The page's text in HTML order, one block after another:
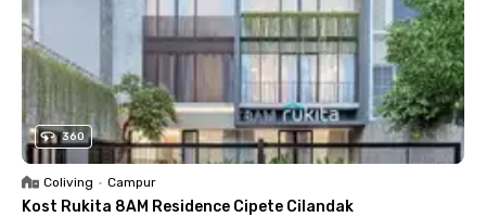
360
Coliving • Campur
Kost Rukita 8AM Residence Cipete Cilandak